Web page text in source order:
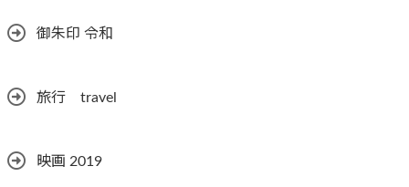
御朱印 令和
旅行 travel
映画 2019